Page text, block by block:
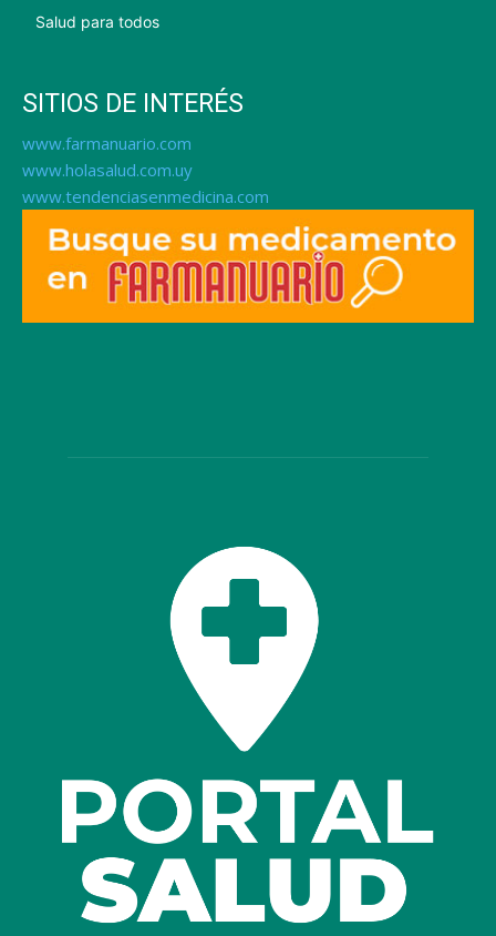
Salud para todos
SITIOS DE INTERÉS
www.farmanuario.com
www.holasalud.com.uy
www.tendenciasenmedicina.com